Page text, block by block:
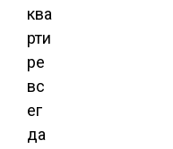
ква
рти
ре
вс
ег
да